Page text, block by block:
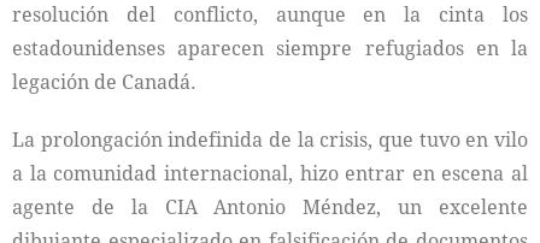
resolución del conflicto, aunque en la cinta los
estadounidenses aparecen siempre refugiados en la
legación de Canadá.
La prolongación indefinida de la crisis, que tuvo en vilo
a la comunidad internacional, hizo entrar en escena al
agente de la CIA Antonio Méndez, un excelente